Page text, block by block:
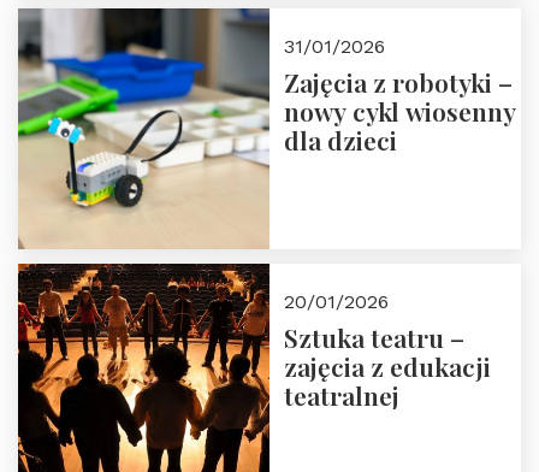
31/01/2026
Zajęcia z robotyki –
nowy cykl wiosenny
dla dzieci
20/01/2026
Sztuka teatru –
zajęcia z edukacji
teatralnej